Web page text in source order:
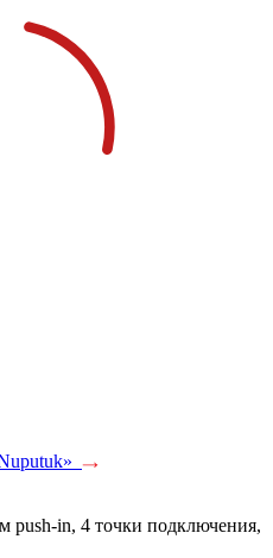
push-in, 4 точки подключения,